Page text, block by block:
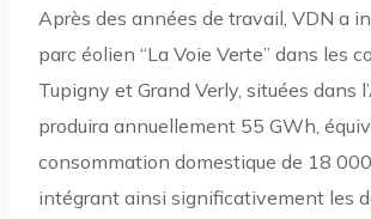
Après des années de travail, VDN a
parc éolien “La Voie Verte” dans les
Tupigny et Grand Verly, situées dans
produira annuellement 55 GWh,
consommation domestique de 18
intégrant ainsi significativement les